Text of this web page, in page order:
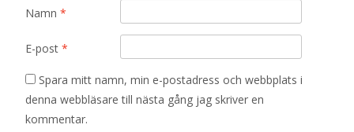
Namn *
E-post *
Spara mitt namn, min e-postadress och webbplats i
denna webbläsare till nästa gång jag skriver en
kommentar.